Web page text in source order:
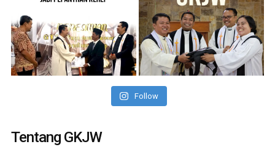
Follow
Tentang GKJW